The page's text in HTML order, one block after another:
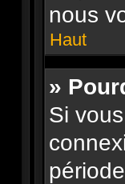
nous
Haut
»
Si